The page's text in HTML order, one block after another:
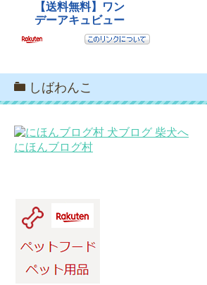
しばわんこ
にほんブログ村